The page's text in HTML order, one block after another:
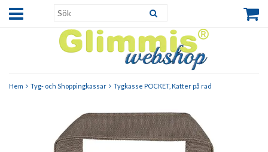
Hem Tyg- och Shoppingkassar Tygkasse POCKET, Katter på rad